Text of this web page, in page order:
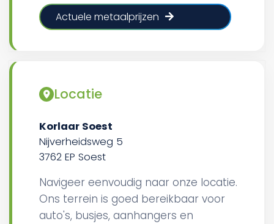
Actuele metaalprijzen
Locatie
Korlaar Soest
Nijverheidsweg 5
3762 EP Soest
Navigeer eenvoudig naar onze locatie.
Ons terrein is goed bereikbaar voor
auto's, busjes, aanhangers en